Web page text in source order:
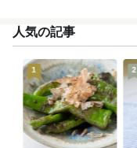
人気の記事
1 2